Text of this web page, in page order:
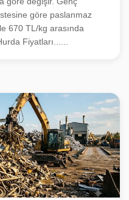
göre paslanmaz
670 TL/kg arasında
Fiyatları......